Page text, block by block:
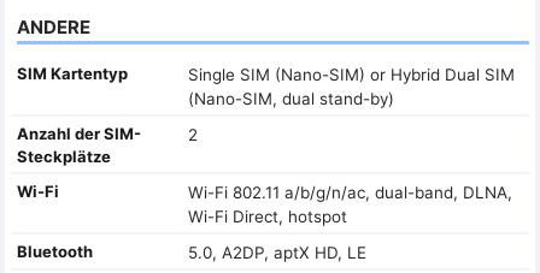
ANDERE
SIM Kartentyp
Single SIM (Nano-SIM) or Hybrid Dual SIM
(Nano-SIM, dual stand-by)
Anzahl der SIM-
Steckplätze
2
Wi-Fi
Wi-Fi 802.11 a/b/g/n/ac, dual-band, DLNA,
Wi-Fi Direct, hotspot
Bluetooth
5.0, A2DP, aptX HD, LE